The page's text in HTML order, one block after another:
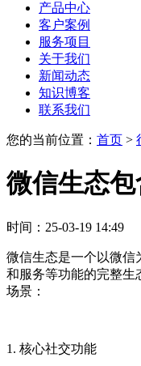
产品中心
客户案例
服务项目
关于我们
新闻动态
知识博客
联系我们
您的当前位置： 首页 >
微信生态
时间：25-03-19 14:49
微信生态是一个以微信
和服务等功能的完整生
场景：
1. 核心社交功能